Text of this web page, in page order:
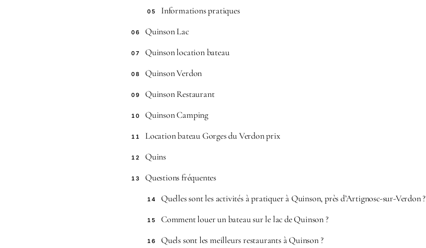
05 Informations pratiques
06 Quinson Lac
07 Quinson location bateau
08 Quinson Verdon
09 Quinson Restaurant
10 Quinson Camping
11 Location bateau Gorges du Verdon prix
12 Quins
13 Questions fréquentes
14 Quelles sont les activités à pratiquer à Quinson, près d’Artignosc-sur-Verdon ?
15 Comment louer un bateau sur le lac de Quinson ?
16 Quels sont les meilleurs restaurants à Quinson ?